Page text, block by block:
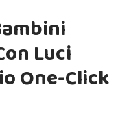
Luci
One-Click